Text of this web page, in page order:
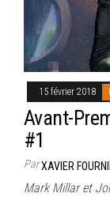
15 février 2018
Avant-
#1
ParXAVIER
Mark Millar et